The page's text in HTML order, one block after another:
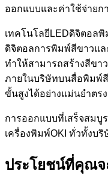
ออกแบบและค่าใช้จ่ายก
เทคโนโลยี LEDดิจิตอลพิ
ดิจิตอลการพิมพ์สีขาวแ
ทำให้สามารถสร้างสีข
ภายในบริษัทบนสื่อพิมพ์
ขั้นสูงได้อย่างแม่นยำตร
การออกแบบที่เสร็จสม
เครื่องพิมพ์OKI ทั่วทั้งบริ
ประโยชน์ที่คุณ